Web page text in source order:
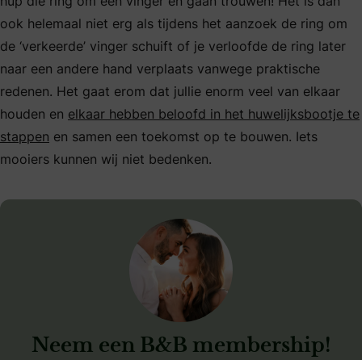
ook helemaal niet erg als tijdens het aanzoek de ring om
de ‘verkeerde’ vinger schuift of je verloofde de ring later
naar een andere hand verplaats vanwege praktische
redenen. Het gaat erom dat jullie enorm veel van elkaar
houden en elkaar hebben beloofd in het huwelijksbootje te
stappen en samen een toekomst op te bouwen. Iets
mooiers kunnen wij niet bedenken.
Neem een B&B membership!